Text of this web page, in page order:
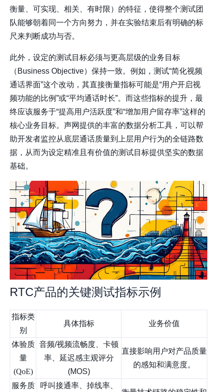
衡量、可实现、相关、有时限）的特征，使得整个测试团
队能够朝着同一个方向努力，并在实验结束后有明确的标
尺来判断成功与否。
此外，设定的测试目标必须与更高层级的业务目标
（Business Objective）保持一致。例如，测试“简化视频
通话界面”这个改动，其直接衡量指标可能是“用户开启视
频功能的比例”或“平均通话时长”。而这些指标的提升，最
终应该服务于“提高用户活跃度”和“增加用户留存率”这样的
核心业务目标。声网提供的丰富的数据分析工具，可以帮
助开发者监控从底层通话质量到上层用户行为的全链路数
据，从而为设定精准且有价值的测试目标提供坚实的数据
基础。
RTC产品的关键测试指标示例
指标类
别
具体指标 业务价值
体验质
量
(QoE)
音频/视频流畅度、卡顿
率、延迟感主观评分
(MOS)
直接影响用户对产品质量
的感知和满意度。
服务质
呼叫接通率、掉线率、